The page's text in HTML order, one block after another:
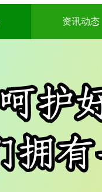
资讯动态